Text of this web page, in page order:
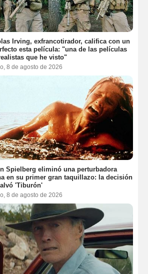
Irving, exfrancotirador, califica con un
esta película: "una de las películas
que he visto"
8 de agosto de 2026
Spielberg eliminó una perturbadora
en su primer gran taquillazo: la decisión
'Tiburón'
8 de agosto de 2026